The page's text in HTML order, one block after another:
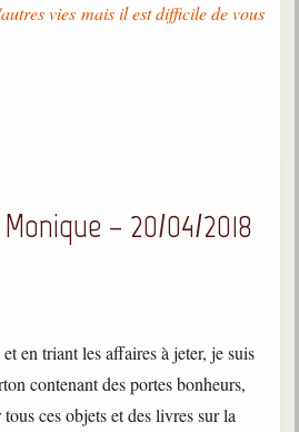
vies mais il est difficile de vous
– 20/04/2018
en triant les affaires à jeter, je suis
contenant des portes bonheurs,
ces objets et des livres sur la